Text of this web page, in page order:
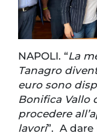
NAPOLI. “La
Tanagro
euro sono
Bonifica Vallo
procedere
lavori”. A